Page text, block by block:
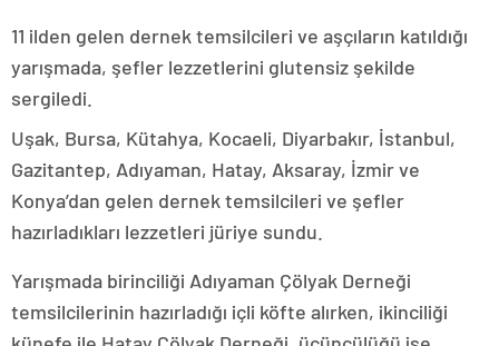
11 ilden gelen dernek temsilcileri ve aşçıların katıldığı
yarışmada, şefler lezzetlerini glutensiz şekilde
sergiledi.
Uşak, Bursa, Kütahya, Kocaeli, Diyarbakır, İstanbul,
Gazitantep, Adıyaman, Hatay, Aksaray, İzmir ve
Konya’dan gelen dernek temsilcileri ve şefler
hazırladıkları lezzetleri jüriye sundu.
Yarışmada birinciliği Adıyaman Çölyak Derneği
temsilcilerinin hazırladığı içli köfte alırken, ikinciliği